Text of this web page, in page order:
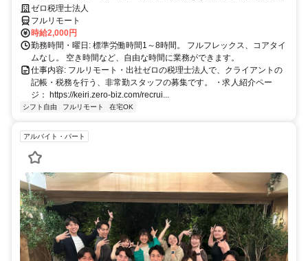
持ちOK、様々なクライアントの経理/税務の経験が積める
ゼロ税理士法人
フルリモート
時給2,000円
勤務時間・曜日: 標準労働時間1～8時間。 フルフレックス、コアタイ
ムなし。 空き時間など、自由な時間に業務ができます。
仕事内容: フルリモート・出社ゼロの税理士法人で、クライアントの
記帳・税務を行う、非常勤スタッフの募集です。 ・求人紹介ペー
ジ： https://keiri.zero-biz.com/recrui...
シフト自由 フルリモート 在宅OK
アルバイト・パート